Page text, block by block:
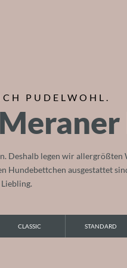
PUDELWOHL.
Deshalb legen wir allergrößten
Hundebettchen ausgestattet
CLASSIC STANDARD